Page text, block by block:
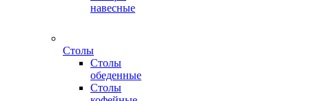
навесные
Столы
Столы
обеденные
Столы